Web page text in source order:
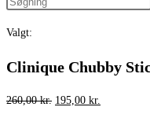
Valgt:
Clinique Chubby
260,00kr. Den
195,00 kr.